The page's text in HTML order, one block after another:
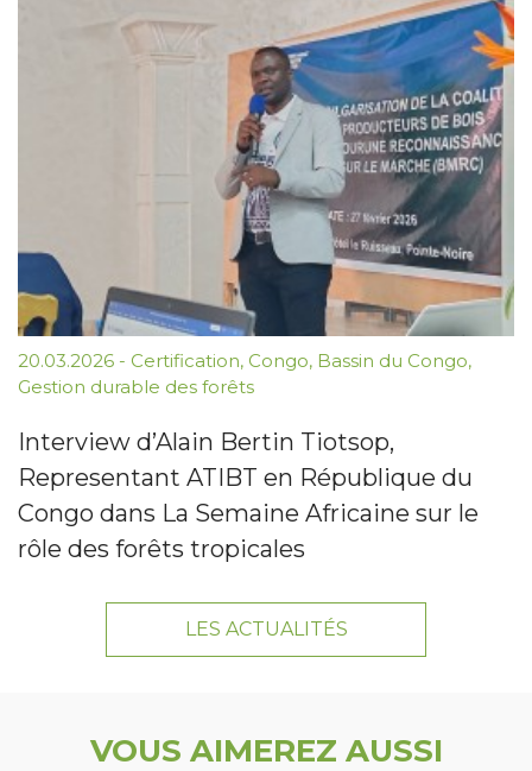
20.03.2026 - Certification, Congo, Bassin du Congo,
Gestion durable des forêts
Interview d’Alain Bertin Tiotsop,
Representant ATIBT en République du
Congo dans La Semaine Africaine sur le
rôle des forêts tropicales
LES ACTUALITÉS
VOUS AIMEREZ AUSSI